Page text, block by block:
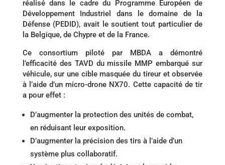
réalisé dans le cadre du Programme Européen de
Développement Industriel dans le domaine de la
Défense (PEDID), avait le soutient tout particulier de
la Belgique, de Chypre et de la France.
Ce consortium piloté par MBDA a démontré
l’efficacité des TAVD du missile MMP embarqué sur
véhicule, sur une cible masquée du tireur et observée
à l’aide d’un micro-drone NX70. Cette capacité de tir
a pour effet :
D’augmenter la protection des unités de combat,
en réduisant leur exposition.
D’augmenter la précision des tirs à l’aide d’un
système plus collaboratif.